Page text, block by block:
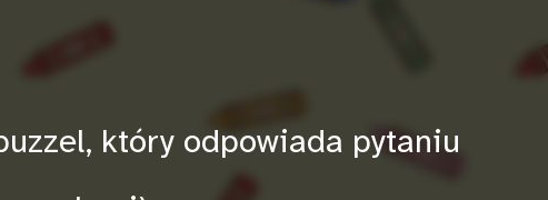
który odpowiada pytaniu